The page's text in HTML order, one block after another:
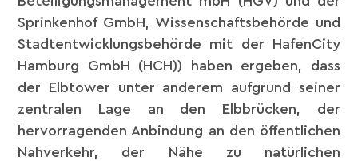
Sprinkenhof GmbH, Wissenschaftsbehörde und
Stadtentwicklungsbehörde mit der HafenCity
Hamburg GmbH (HCH)) haben ergeben, dass
der Elbtower unter anderem aufgrund seiner
zentralen Lage an den Elbbrücken, der
hervorragenden Anbindung an den öffentlichen
Nahverkehr, der Nähe zu natürlichen